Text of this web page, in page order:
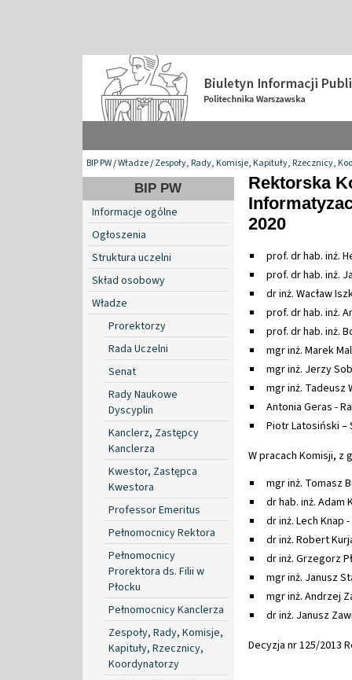
BIP PW/Władze/Zespoły, Rady, Komisje, Kapituły, Rzecznicy,
BIP PW
Informacje ogólne
Ogłoszenia
Struktura uczelni
Skład osobowy
Władze
Prorektorzy
Rada Uczelni
Senat
Rady Naukowe
Dyscyplin
Kanclerz, Zastępcy
Kanclerza
Kwestor, Zastępca
Kwestora
Professor Emeritus
Pełnomocnicy Rektora
Pełnomocnicy
Prorektora ds. Filii w
Płocku
Pełnomocnicy Kanclerza
Zespoły, Rady, Komisje,
Kapituły, Rzecznicy,
Koordynatorzy
Rektorska
2020
prof. dr hab. inż.
prof. dr hab. inż.
dr inż. Wacław
prof. dr hab. inż.
prof. dr hab. inż.
mgr inż. Marek
mgr inż. Jerzy
mgr inż. Tadeusz
Antonia Geras -
Piotr Latosiński –
W pracach Komisji, z
mgr inż. Tomasz
dr hab. inż. Adam
dr inż. Lech Knap -
dr inż. Robert
dr inż. Grzegorz
mgr inż. Janusz
mgr inż. Andrzej
dr inż. Janusz
Decyzja nr 125/2013